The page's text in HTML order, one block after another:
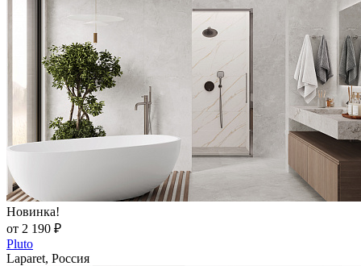
Новинка!
от 2 190 ₽
Pluto
Laparet, Россия